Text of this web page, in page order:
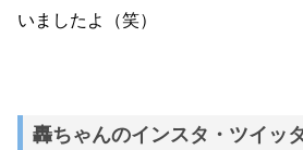
いましたよ（笑）
轟ちゃんのインスタ・ツイッ